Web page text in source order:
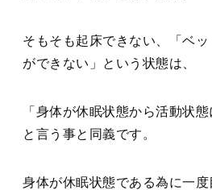
そもそも起床できない、「ベ
ができない」という状態は、
「身体が休眠状態から活動状
と言う事と同義です。
身体が休眠状態である為に一度